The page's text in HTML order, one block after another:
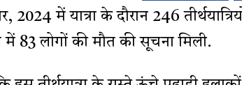
2024 में यात्रा के दौरान 246
83 लोगों की मौत की सूचना मिली.